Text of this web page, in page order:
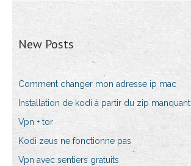
New Posts
Comment changer mon adresse ip mac
Installation de kodi à partir du zip manquant
Vpn + tor
Kodi zeus ne fonctionne pas
Vpn avec sentiers gratuits